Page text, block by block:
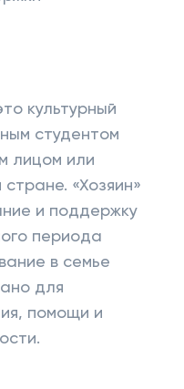
культурный
студентом
лицом или
«Хозяин»
и поддержку
периода
в семье
для
помощи и